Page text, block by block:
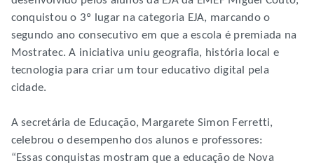
conquistou o 3º lugar na categoria EJA, marcando o
segundo ano consecutivo em que a escola é premiada na
Mostratec. A iniciativa uniu geografia, história local e
tecnologia para criar um tour educativo digital pela
cidade.
A secretária de Educação, Margarete Simon Ferretti,
celebrou o desempenho dos alunos e professores:
“Essas conquistas mostram que a educação de Nova